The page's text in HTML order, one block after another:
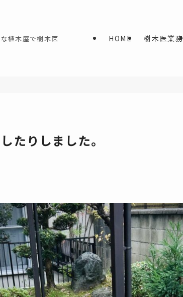
植木屋で樹木医 HOME 樹木医業務
たりしました。